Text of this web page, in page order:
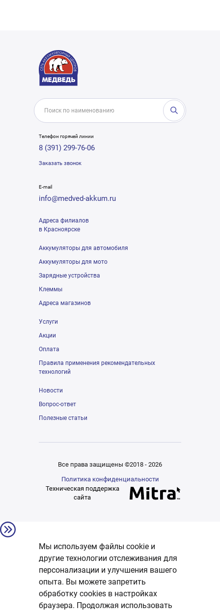
Телефон горячей линии
8 (391) 299-76-06
Заказать звонок
E-mail
info@medved-akkum.ru
Адреса филиалов
в Красноярске
Аккумуляторы для автомобиля
Аккумуляторы для мото
Зарядные устройства
Клеммы
Адреса магазинов
Услуги
Акции
Оплата
Правила применения рекомендательных
технологий
Новости
Вопрос-ответ
Полезные статьи
Все права защищены ©2018 - 2026
Политика конфиденциальности
Техническая поддержка
сайта
Мы используем файлы cookie и
другие технологии отслеживания для
персонализации и улучшения вашего
опыта. Вы можете запретить
обработку сookies в настройках
браузера. Продолжая использовать